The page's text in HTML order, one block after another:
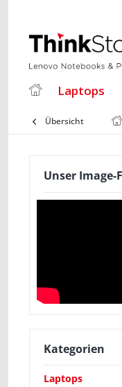
Laptops
Übersicht
Unser Image-
Kategorien
Laptops